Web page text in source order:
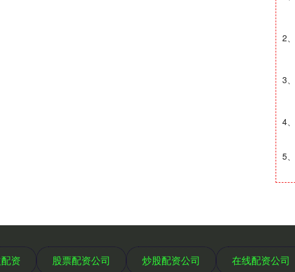
2、
3、
4、
5、
资 股票配资公司 炒股配资公司 在线配资公司